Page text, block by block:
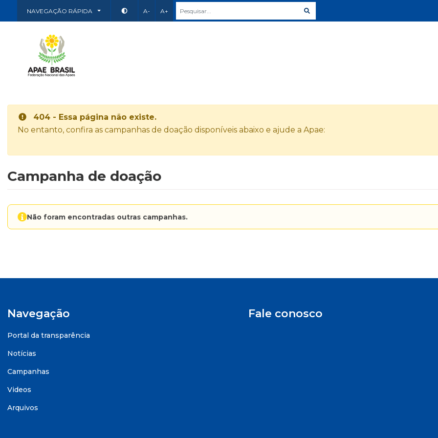
NAVEGAÇÃO RÁPIDA A- A+
404 - Essa página não existe.
No entanto, confira as campanhas de doação disponíveis abaixo e ajude a Apae:
Campanha de doação
Não foram encontradas outras campanhas.
Navegação
Portal da transparência
Notícias
Campanhas
Videos
Arquivos
Fale conosco